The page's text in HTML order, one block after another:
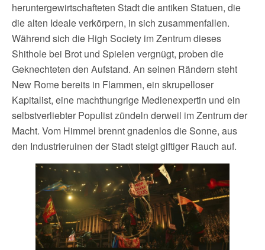
heruntergewirtschafteten Stadt die antiken Statuen, die
die alten Ideale verkörpern, in sich zusammenfallen.
Während sich die High Society im Zentrum dieses
Shithole bei Brot und Spielen vergnügt, proben die
Geknechteten den Aufstand. An seinen Rändern steht
New Rome bereits in Flammen, ein skrupelloser
Kapitalist, eine machthungrige Medienexpertin und ein
selbstverliebter Populist zündeln derweil im Zentrum der
Macht. Vom Himmel brennt gnadenlos die Sonne, aus
den Industrieruinen der Stadt steigt giftiger Rauch auf.